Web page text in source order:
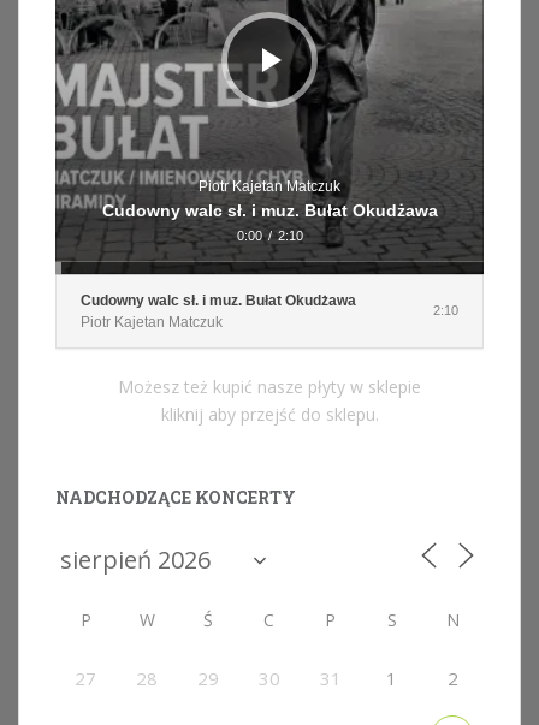
Piotr Kajetan Matczuk
Cudowny walc sł. i muz. Bułat Okudżawa
0:00 / 2:10
Cudowny walc sł. i muz. Bułat Okudżawa
Piotr Kajetan Matczuk
2:10
Możesz też kupić nasze płyty w sklepie
kliknij aby przejść do sklepu.
NADCHODZĄCE KONCERTY
P W Ś C P S N
27 28 29 30 31 1 2